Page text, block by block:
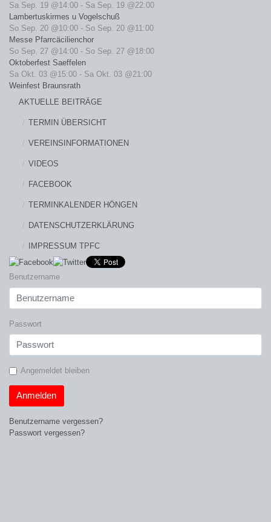
Sa Sep. 19 @14:00 - Sa Sep. 19 @22:00
Lambertuskirmes u Vogelschuß
So Sep. 20 @10:00 - So Sep. 20 @11:00
Messe Pfarrcäcilienchor
So Sep. 27 @14:00 - So Sep. 27 @18:00
Oktoberfest Saeffelen
Sa Okt. 03 @15:00 - Sa Okt. 03 @21:00
Weinfest Braunsrath
AKTUELLE BEITRÄGE
TERMIN ÜBERSICHT
VEREINSINFORMATIONEN
VIDEOS
FACEBOOK
TERMINKALENDER HÖNGEN
DATENSCHUTZERKLÄRUNG
IMPRESSUM TPFC
Benutzername
Passwort
Angemeldet bleiben
Anmelden
Benutzername vergessen?
Passwort vergessen?